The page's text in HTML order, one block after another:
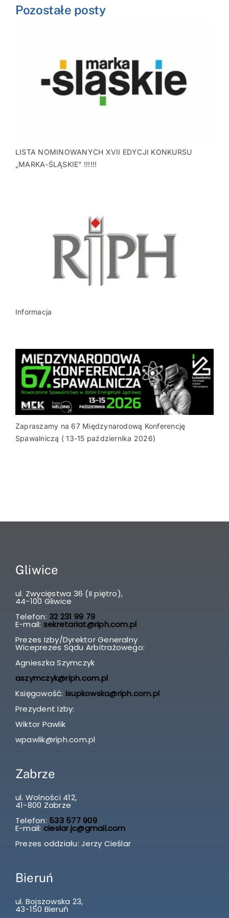
Pozostałe posty
LISTA NOMINOWANYCH XVII EDYCJI KONKURSU
„MARKA-ŚLĄSKIE” !!!!!!
Informacja
Zapraszamy na 67 Międzynarodową Konferencję
Spawalniczą ( 13-15 października 2026)
Gliwice
ul. Zwycięstwa 36 (II piętro),
44-100 Gliwice
Telefon: 32 231 99 79
E-mail: sekretariat@riph.com.pl
Prezes Izby/Dyrektor Generalny
Wiceprezes Sądu Arbitrażowego:
Agnieszka Szymczyk
aszymczyk@riph.com.pl
Księgowość: isupkowska@riph.com.pl
Prezydent Izby:
Wiktor Pawlik
wpawlik@riph.com.pl
Zabrze
ul. Wolności 412,
41-800 Zabrze
Telefon: 533 577 909
E-mail: cieslar.jc@gmail.com
Prezes oddziału: Jerzy Cieślar
Bieruń
ul. Bojszowska 23,
43-150 Bieruń